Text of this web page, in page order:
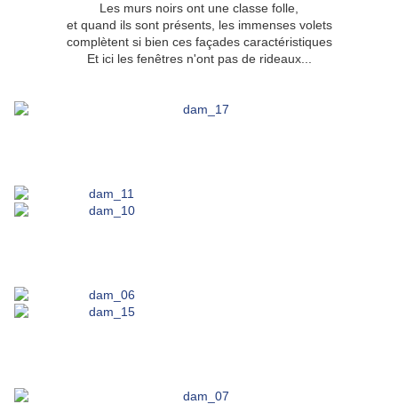
Les murs noirs ont une classe folle,
et quand ils sont présents, les immenses volets
complètent si bien ces façades caractéristiques
Et ici les fenêtres n'ont pas de rideaux...